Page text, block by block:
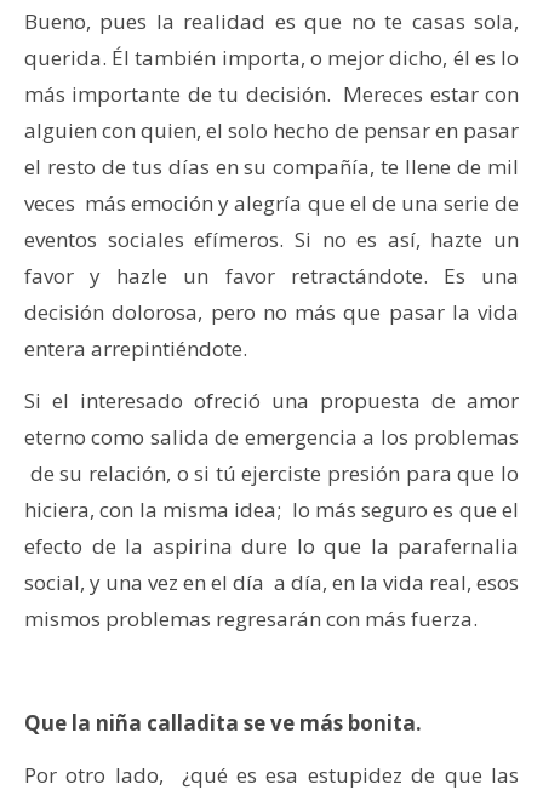
Bueno, pues la realidad es que no te casas sola,
querida. Él también importa, o mejor dicho, él es lo
más importante de tu decisión. Mereces estar con
alguien con quien, el solo hecho de pensar en pasar
el resto de tus días en su compañía, te llene de mil
veces más emoción y alegría que el de una serie de
eventos sociales efímeros. Si no es así, hazte un
favor y hazle un favor retractándote. Es una
decisión dolorosa, pero no más que pasar la vida
entera arrepintiéndote.
Si el interesado ofreció una propuesta de amor
eterno como salida de emergencia a los problemas
de su relación, o si tú ejerciste presión para que lo
hiciera, con la misma idea; lo más seguro es que el
efecto de la aspirina dure lo que la parafernalia
social, y una vez en el día a día, en la vida real, esos
mismos problemas regresarán con más fuerza.
Que la niña calladita se ve más bonita.
Por otro lado, ¿qué es esa estupidez de que las